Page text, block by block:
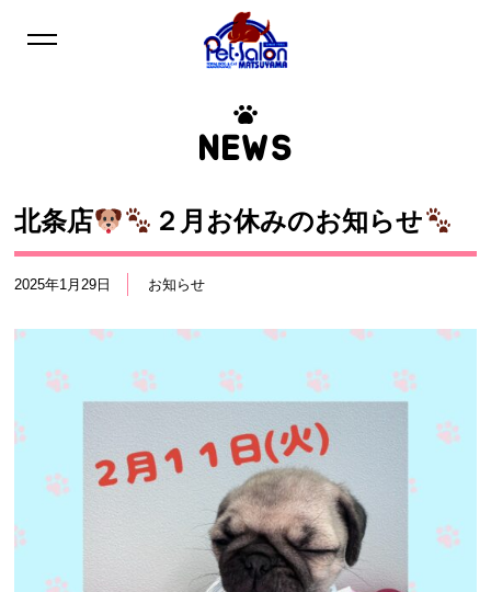
NEWS
北条店 ２月お休みのお知らせ
2025年1月29日 お知らせ